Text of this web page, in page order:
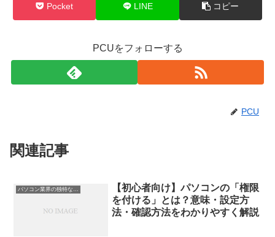
Pocket LINE コピー
PCUをフォローする
PCU
関連記事
パソコン業界の独特な言い回し
【初心者向け】パソコンの「権限
を付ける」とは？意味・設定方
法・確認方法をわかりやすく解説